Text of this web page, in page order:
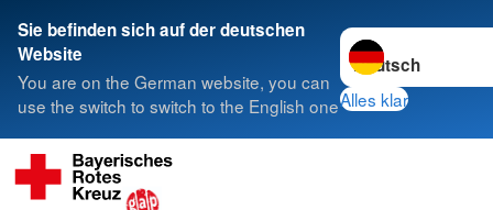
Sie befinden sich auf der deutschen
Website
You are on the German website, you can
use the switch to switch to the English one
Sprache wechseln
Alles klar